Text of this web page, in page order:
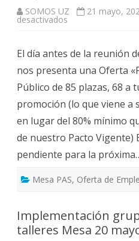
SOMOS UZ 21 mayo,
desactivados
en
la
Mesa
de
20
de
mayo
El día antes de la reunión
nos presenta una Oferta
Público de 85 plazas, 68 a
promoción (lo que viene a
en lugar del 80% mínimo
de nuestro Pacto Vigente)
pendiente para la
Mesa PAS, Oferta de
Implementación
talleres Mesa 20